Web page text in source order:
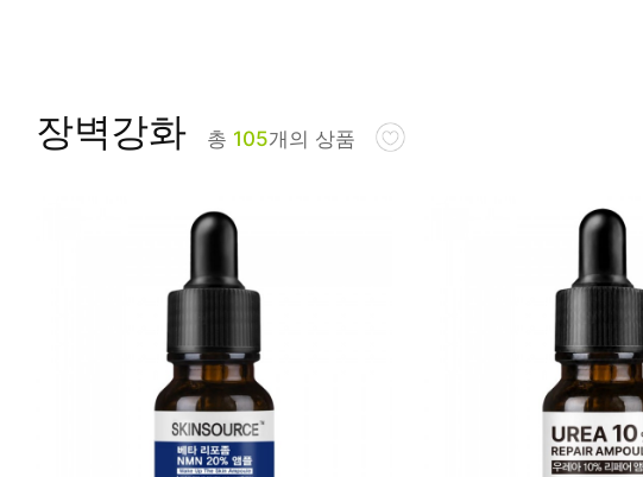
바디/헤어/핸
메이크업
립/아이
건강식품
소품
장벽강화 총 105개의 상품